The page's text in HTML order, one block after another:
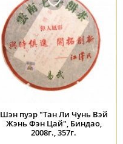
Шэн пуэр "Тан Ли Чунь Вэй
Жэнь Фэн Цай", Биндао,
2008г., 357г.